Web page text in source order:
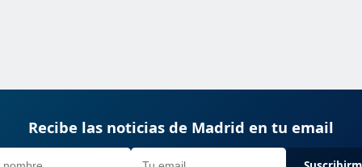
Recibe las noticias de Madrid en tu email